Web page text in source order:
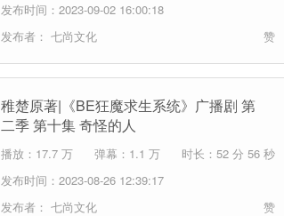
发布时间：2023-09-02 16:00:18
发布者： 七尚文化 赞
稚楚原著|《BE狂魔求生系统》广播剧 第
二季 第十集 奇怪的人
播放：17.7 万 弹幕：1.1 万
时长：52 分 56 秒
发布时间：2023-08-26 12:39:17
发布者： 七尚文化 赞